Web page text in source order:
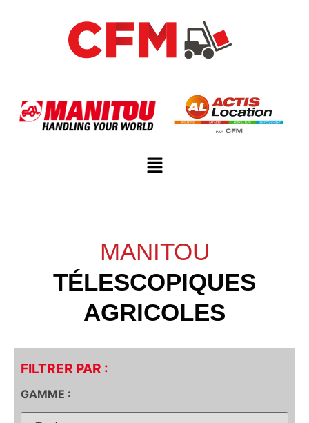
MANITOU
TÉLESCOPIQUES
AGRICOLES
FILTRER PAR :
GAMME :